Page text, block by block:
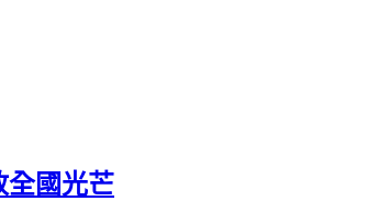
全國光芒